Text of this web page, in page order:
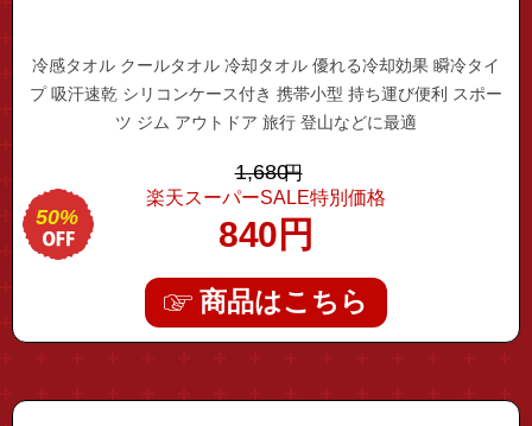
冷感タオル クールタオル 冷却タオル 優れる冷却効果 瞬冷タイ
プ 吸汗速乾 シリコンケース付き 携帯小型 持ち運び便利 スポー
ツ ジム アウトドア 旅行 登山などに最適
1,680円
楽天スーパーSALE特別価格
840 円
50%
商品はこちら
"wii-tap01"